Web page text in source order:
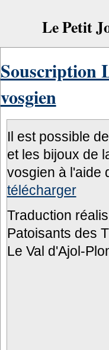
Le Petit
Souscription
vosgien
Il est possible
et les bijoux de
vosgien à l'aide
télécharger
Traduction
Patoisants des
Le Val d'Ajol-